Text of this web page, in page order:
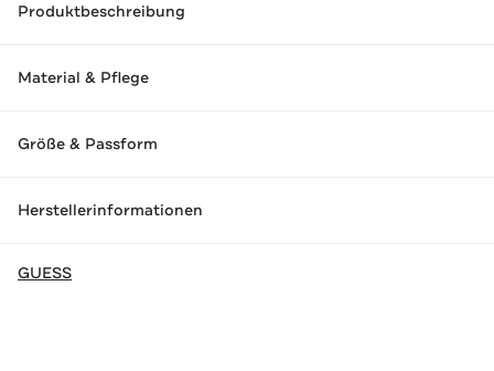
Produktbeschreibung
Material & Pflege
Größe & Passform
Herstellerinformationen
GUESS